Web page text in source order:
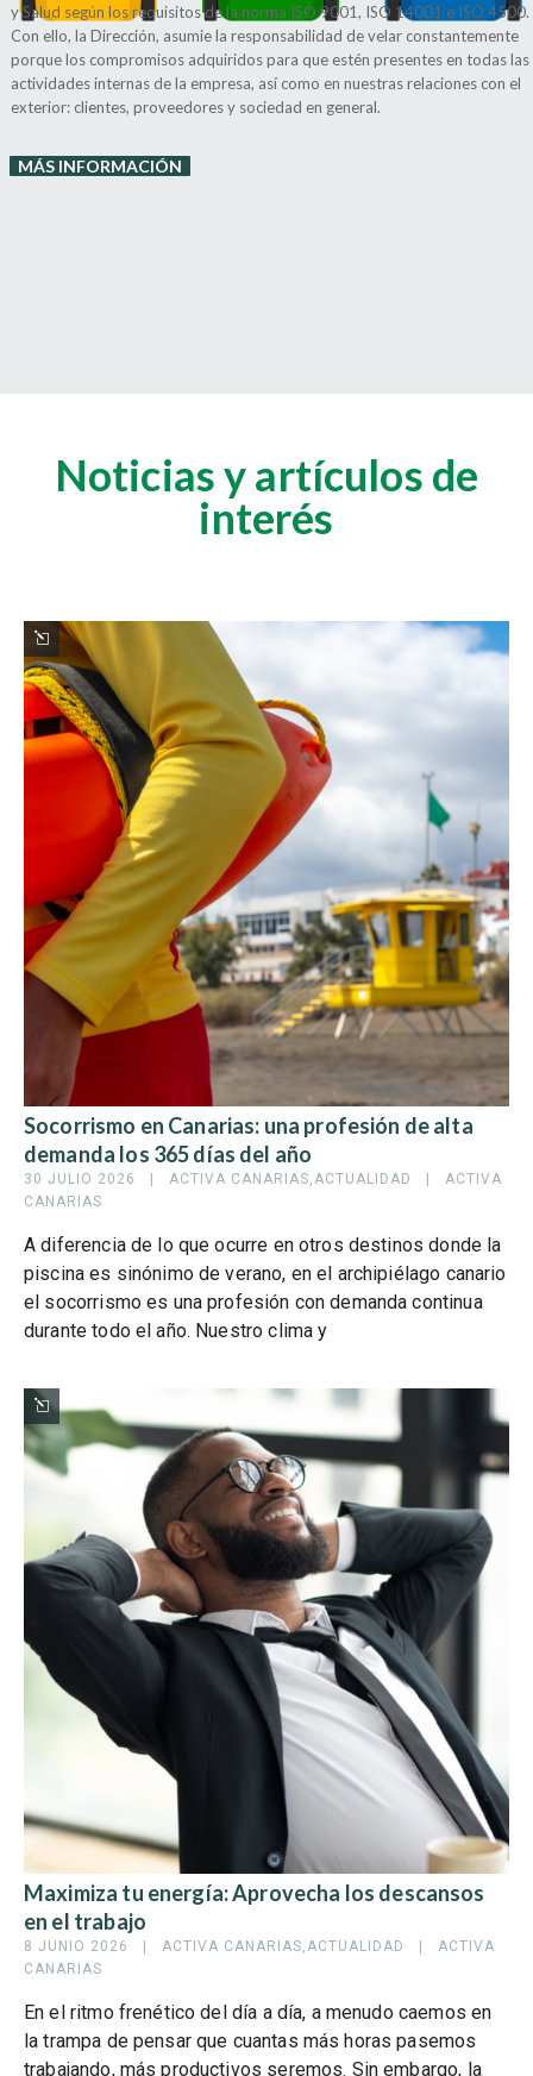
y Salud según los requisitos de la norma ISO 9001, ISO 14001 e ISO 4500.
Con ello, la Dirección, asumie la responsabilidad de velar constantemente
porque los compromisos adquiridos para que estén presentes en todas las
actividades internas de la empresa, así como en nuestras relaciones con el
exterior: clientes, proveedores y sociedad en general.
MÁS INFORMACIÓN
Noticias y artículos de
interés
Socorrismo en Canarias: una profesión de alta
demanda los 365 días del año
30 JULIO 2026   | ACTIVA CANARIAS ACTUALIDAD
   |
ACTIVA
CANARIAS
A diferencia de lo que ocurre en otros destinos donde la
piscina es sinónimo de verano, en el archipiélago canario
el socorrismo es una profesión con demanda continua
durante todo el año. Nuestro clima y
Maximiza tu energía: Aprovecha los descansos
en el trabajo
8 JUNIO 2026   | ACTIVA CANARIAS ACTUALIDAD
   |
ACTIVA
CANARIAS
En el ritmo frenético del día a día, a menudo caemos en
la trampa de pensar que cuantas más horas pasemos
trabajando, más productivos seremos. Sin embargo, la